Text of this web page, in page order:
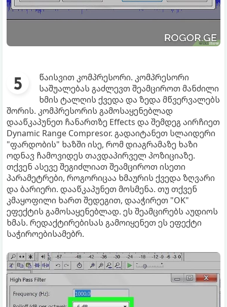
წაისვით კომპრესორი. კომპრესორი
საშუალებას გაძლევთ შეამციროთ მანძილი
ხმის ტალღის ქვედა და ზედა მწვერვალებს
შორის. კომპრესორის გამოსაყენებლად
დააწკაპუნეთ ჩანართზე Effects და შემდეგ აირჩიეთ
Dynamic Range Compresor. გადაიტანეთ სლაიდერი
"ფარდობის" ხაზში ისე, რომ დიაგრამაზე ხაზი
ოდნავ ჩამოვიდეს თავდაპირველ პოზიციაზე.
თქვენ ასევე შეგიძლიათ შეამციროთ ისეთი
პარამეტრები, როგორიცაა ხმაურის ქვედა ზღვარი
და ბარიერი. დააწკაპუნეთ მოსმენა. თუ თქვენ
კმაყოფილი ხართ შედეგით, დააჭირეთ "OK"
ეფექტის გამოსაყენებლად. ეს შეამცირებს აუდიოს
ხმას. რედაქტირებისას გამოიყენეთ ეს ეფექტი
საჭიროებისამებრ.